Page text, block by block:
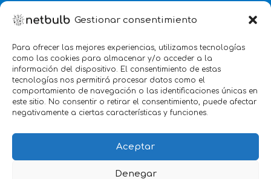
Gestionar consentimiento
Para ofrecer las mejores experiencias, utilizamos tecnologías
como las cookies para almacenar y/o acceder a la
información del dispositivo. El consentimiento de estas
tecnologías nos permitirá procesar datos como el
comportamiento de navegación o las identificaciones únicas en
este sitio. No consentir o retirar el consentimiento, puede afectar
negativamente a ciertas características y funciones.
Aceptar
Denegar
Política de Cookies
5.0
Servicio mejor valorado 2025
verificado por: Trustindex